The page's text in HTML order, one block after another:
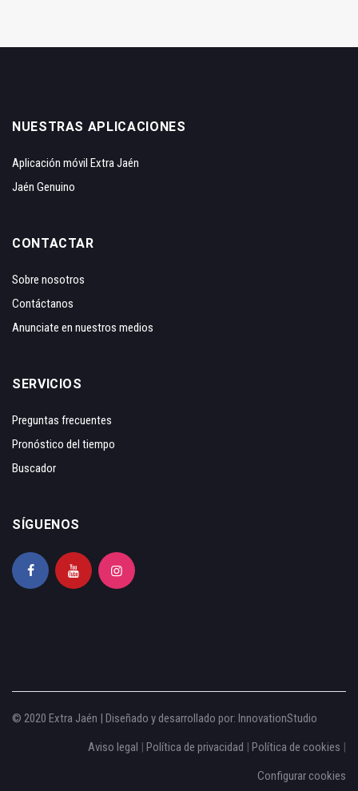
NUESTRAS APLICACIONES
Aplicación móvil Extra Jaén
Jaén Genuino
CONTACTAR
Sobre nosotros
Contáctanos
Anunciate en nuestros medios
SERVICIOS
Preguntas frecuentes
Pronóstico del tiempo
Buscador
SÍGUENOS
© 2020 Extra Jaén | Diseñado y desarrollado por: InnovationStudio
Aviso legal | Política de privacidad | Política de cookies |
Configurar cookies